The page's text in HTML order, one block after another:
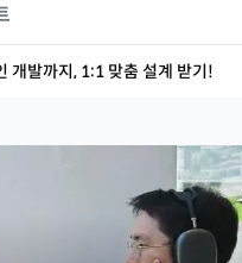
개발까지, 1:1 맞춤 설계 받기!